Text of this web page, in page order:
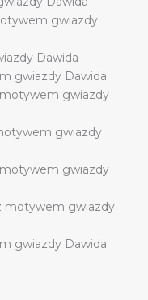
gwiazdy
Dawida
gwiazdy Dawida
motywem gwiazdy
gwiazdy
motywem gwiazdy
motywem gwiazdy
gwiazdy Dawida